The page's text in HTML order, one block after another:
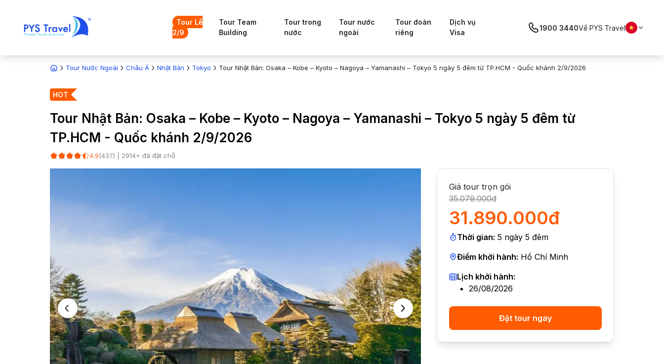
Tour Lễ
2/9
Tour Team
Building
Tour trong
nước
Tour nước
ngoài
Tour đoàn
riêng
Dịch vụ
Visa
1900 3440Về PYS Travel
Tour Nước Ngoài Châu Á Nhật Bản Tokyo Tour Nhật Bản: Osaka – Kobe – Kyoto – Nagoya – Yamanashi – Tokyo 5 ngày 5 đêm từ TP.HCM - Quốc khánh 2/9/2026
HOT
Tour Nhật Bản: Osaka – Kobe – Kyoto – Nagoya – Yamanashi – Tokyo 5 ngày 5 đêm từ
TP.HCM - Quốc khánh 2/9/2026
4.9 (437) | 2914+ đã đặt chỗ
Giá tour trọn gói
35.079.000đ
31.890.000đ
Thời gian: 5 ngày 5 đêm
Điểm khởi hành: Hồ Chí Minh
Lịch khởi hành:
26/08/2026
Đặt tour ngay